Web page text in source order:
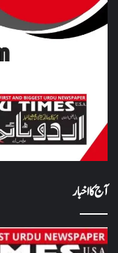
آج کا اخبار